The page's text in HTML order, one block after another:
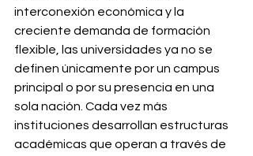
interconexión económica y la
creciente demanda de formación
flexible, las universidades ya no se
definen únicamente por un campus
principal o por su presencia en una
sola nación. Cada vez más
instituciones desarrollan estructuras
académicas que operan a través de